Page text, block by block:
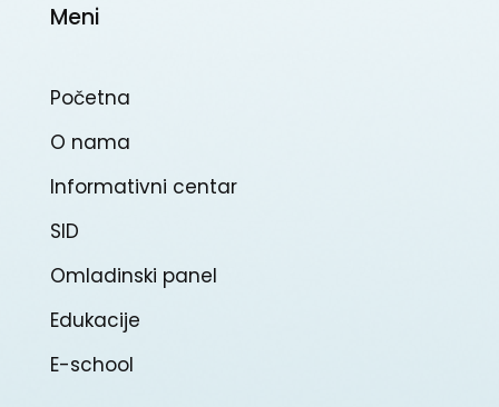
Meni
Početna
O nama
Informativni centar
SID
Omladinski panel
Edukacije
E-school